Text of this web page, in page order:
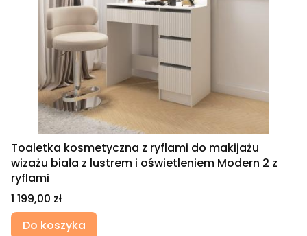
Toaletka kosmetyczna z ryflami do makijażu
wizażu biała z lustrem i oświetleniem Modern 2 z
ryflami
Cena
1 199,00 zł
Do koszyka